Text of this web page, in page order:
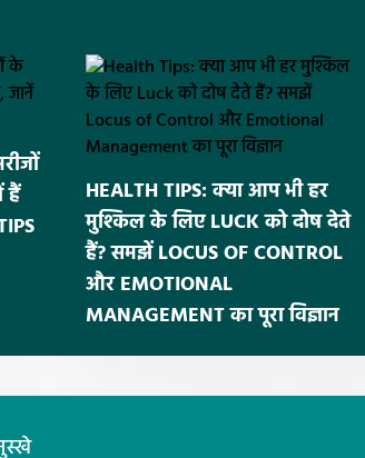
हैं
HEALTH TIPS: क्या आप भी हर
मुश्किल के लिए LUCK को दोष देते
हैं? समझें LOCUS OF CONTROL
और EMOTIONAL
MANAGEMENT का पूरा विज्ञान